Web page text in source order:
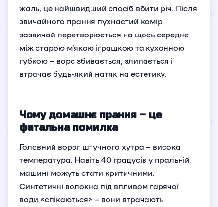
жаль, це найшвидший спосіб вбити річ. Після
звичайного прання пухнастий комір
зазвичай перетворюється на щось середнє
між старою м’якою іграшкою та кухонною
губкою – ворс збивається, злипається і
втрачає будь-який натяк на естетику.
Чому домашнє прання – це
фатальна помилка
Головний ворог штучного хутра – висока
температура. Навіть 40 градусів у пральній
машині можуть стати критичними.
Синтетичні волокна під впливом гарячої
води «спікаються» – вони втрачають